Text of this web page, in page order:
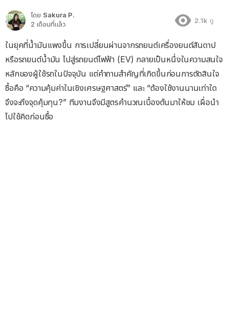
โดย Sakura P.
2 เดือนที่แล้ว
2.1k ดู
ในยุคที่น้ำมันแพงขึ้น การเปลี่ยนผ่านจากรถยนต์เครื่องยนต์สันดาป
หรือรถยนต์น้ำมัน ไปสู่รถยนต์ไฟฟ้า (EV) กลายเป็นหนึ่งในความสนใจ
หลักของผู้ใช้รถในปัจจุบัน แต่คำถามสำคัญที่เกิดขึ้นก่อนการตัดสินใจ
ซื้อคือ “ความคุ้มค่าในเชิงเศรษฐศาสตร์” และ “ต้องใช้งานนานเท่าใด
จึงจะถึงจุดคุ้มทุน?” ทีมงานจึงมีสูตรคำนวณเบื้องต้นมาให้ชม เผื่อนำ
ไปใช้คิดก่อนซื้อ